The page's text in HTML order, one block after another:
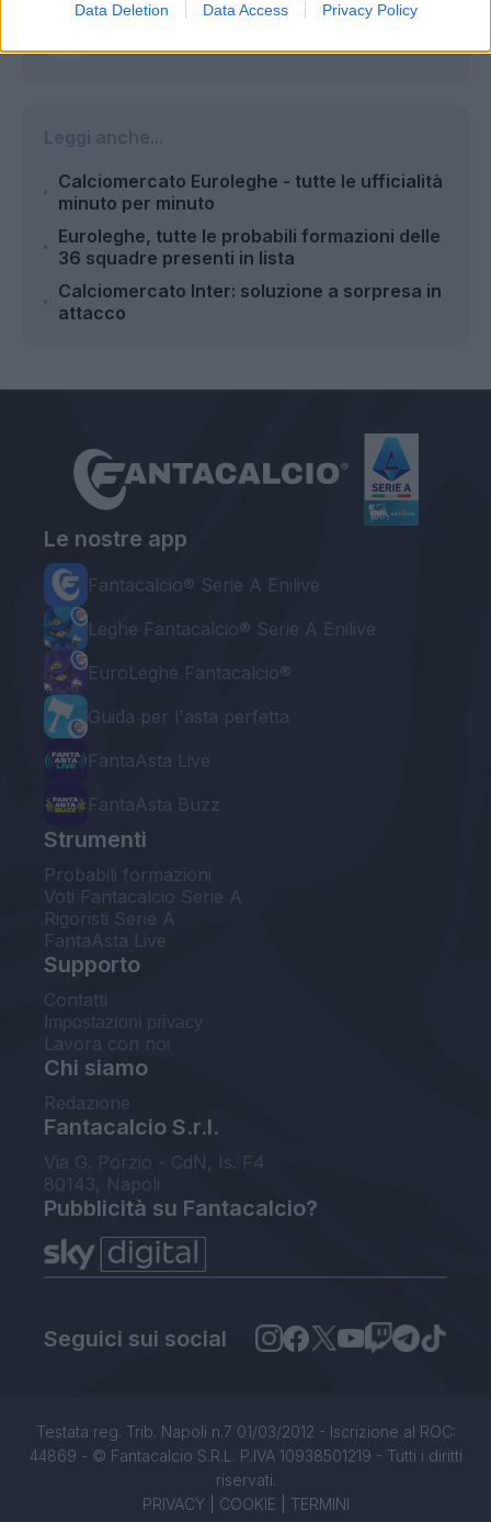
Data Deletion Data Access Privacy Policy
Calciomercato Euroleghe - tutte le ufficialità
minuto per minuto
Euroleghe, tutte le probabili formazioni delle
36 squadre presenti in lista
Calciomercato Inter: soluzione a sorpresa in
attacco
Le nostre app
Fantacalcio® Serie A Enilive
Leghe Fantacalcio® Serie A Enilive
EuroLeghe Fantacalcio®
Guida per l'asta perfetta
FantaAsta Live
FantaAsta Buzz
Strumenti
Probabili formazioni
Voti Fantacalcio Serie A
Rigoristi Serie A
FantaAsta Live
Supporto
Contatti
Impostazioni privacy
Lavora con noi
Chi siamo
Redazione
Fantacalcio S.r.l.
Via G. Porzio - CdN, Is. F4
80143, Napoli
Pubblicità su Fantacalcio?
Seguici sui social
Testata reg. Trib. Napoli n.7 01/03/2012 - Iscrizione al ROC:
44869 - © Fantacalcio S.R.L. P.IVA 10938501219 - Tutti i diritti
riservati.
PRIVACY| COOKIE TERMINI